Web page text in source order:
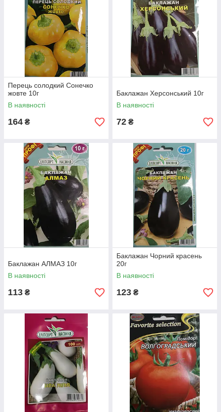
Перець солодкий Сонечко
жовте 10г
В наявності
164 ₴
Баклажан Херсонський 10г
В наявності
72 ₴
Баклажан АЛМАЗ 10г
В наявності
113 ₴
Баклажан Чорний красень
20г
В наявності
123 ₴